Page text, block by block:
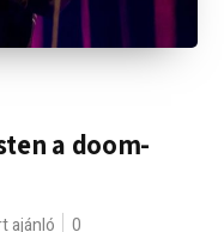
a doom-
ajánló
0